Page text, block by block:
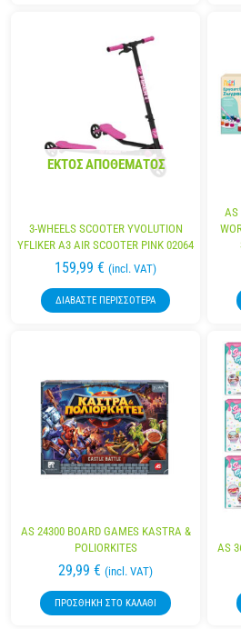
ΕΚΤΌΣ ΑΠΟΘΈΜΑΤΟΣ
3-WHEELS SCOOTER YVOLUTION
YFLIKER A3 AIR SCOOTER PINK 02064
159,99 € (incl. VAT)
ΔΙΑΒΆΣΤΕ ΠΕΡΙΣΣΌΤΕΡΑ
AS
AS 24300 BOARD GAMES KASTRA &
POLIORKITES
29,99 € (incl. VAT)
ΠΡΟΣΘΉΚΗ ΣΤΟ ΚΑΛΆΘΙ
AS